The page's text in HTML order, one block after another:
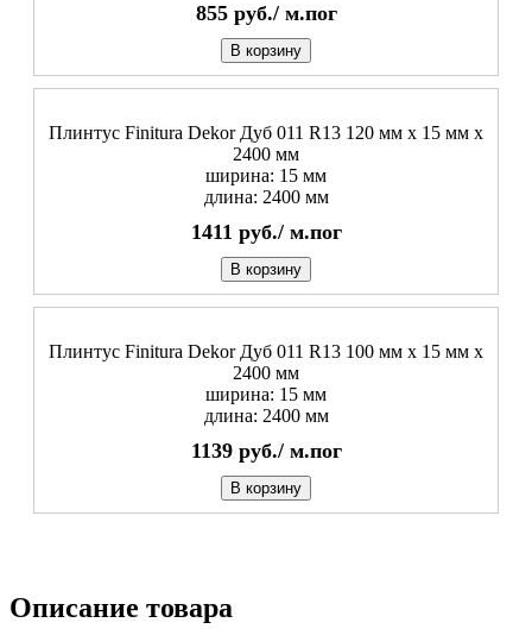
855 руб./ м.пог
В корзину
Плинтус Finitura Dekor Дуб 011 R13 120 мм х 15 мм х
2400 мм
ширина: 15 мм
длина: 2400 мм
1411 руб./ м.пог
В корзину
Плинтус Finitura Dekor Дуб 011 R13 100 мм х 15 мм х
2400 мм
ширина: 15 мм
длина: 2400 мм
1139 руб./ м.пог
В корзину
Описание товара